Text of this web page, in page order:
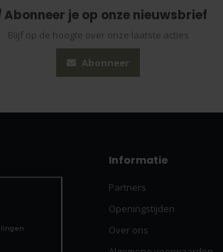
Abonneer je op onze nieuwsbrief
Blijf op de hoogte over onze laatste acties
Abonneer
Informatie
Partners
Openingstijden
Over ons